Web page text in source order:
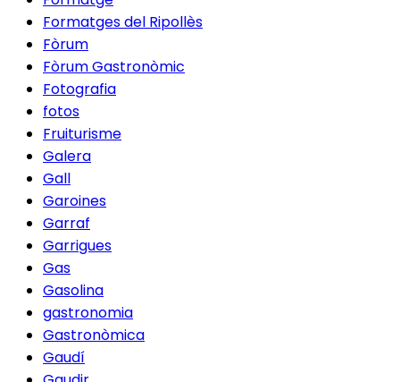
Formatges del Ripollès
Fòrum
Fòrum Gastronòmic
Fotografia
fotos
Fruiturisme
Galera
Gall
Garoines
Garraf
Garrigues
Gas
Gasolina
gastronomia
Gastronòmica
Gaudí